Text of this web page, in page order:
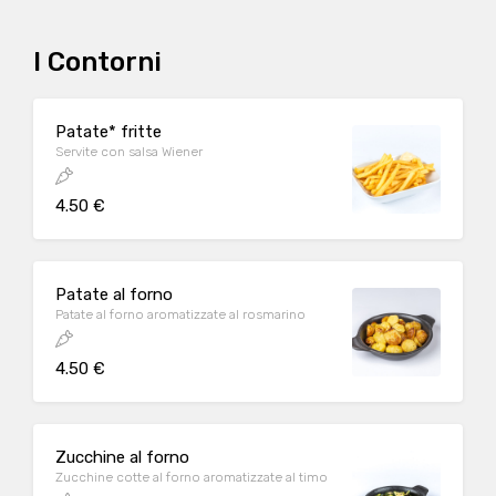
I Contorni
Patate* fritte
Servite con salsa Wiener
4.50 €
Patate al forno
Patate al forno aromatizzate al rosmarino
4.50 €
Zucchine al forno
Zucchine cotte al forno aromatizzate al timo